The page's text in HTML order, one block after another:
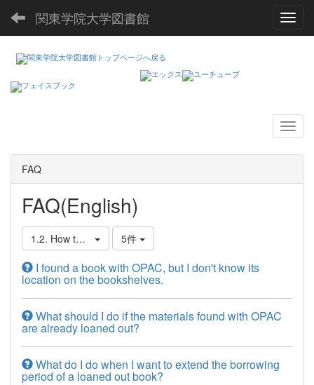
関東学院大学図書館
FAQ
FAQ(English)
1.2. How to Find, Borrow, and Reserve Books
5件
I found a book with OPAC, but I don't know its
location on the bookshelves.
What should I do if the materials found with OPAC
are already loaned out?
What do I do when I want to extend the borrowing
period of a loaned out book?